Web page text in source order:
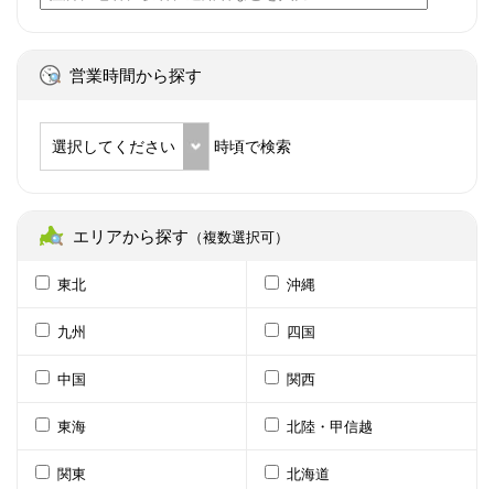
営業時間から探す
選択してください 時頃で検索
エリアから探す （複数選択可）
東北 沖縄
九州 四国
中国 関西
東海 北陸・甲信越
関東 北海道